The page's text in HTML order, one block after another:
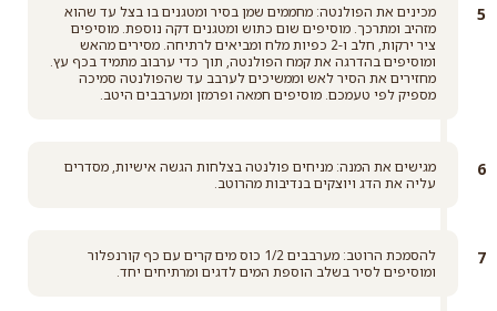
מכינים את הפולנטה: מחממים שמן בסיר ומטגנים בו בצל עד שהוא
מזהיב ומתרכך. מוסיפים שום כתוש ומטגנים דקה נוספת. מוסיפים
ציר ירקות, חלב ו-2 כפיות מלח ומביאים לרתיחה. מסירים מהאש
ומוסיפים בהדרגה את קמח הפולנטה, תוך כדי ערבוב מתמיד בכף עץ.
מחזירים את הסיר לאש וממשיכים לערבב עד שהפולנטה סמיכה
מספיק לפי טעמכם. מוסיפים חמאה ופרמזן ומערבבים היטב.
מגישים את המנה: מניחים פולנטה בצלחות הגשה אישיות, מסדרים
עליה את הדג ויוצקים בנדיבות מהרוטב.
להסמכת הרוטב: מערבבים 1/2 כוס מים קרים עם כף קורנפלור
ומוסיפים לסיר בשלב הוספת המים לדגים ומרתיחים יחד.